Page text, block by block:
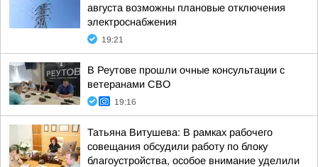
августа возможны плановые отключения
электроснабжения
19:21
В Реутове прошли очные консультации с
ветеранами СВО
19:16
Татьяна Витушева: В рамках рабочего
совещания обсудили работу по блоку
благоустройства, особое внимание уделили